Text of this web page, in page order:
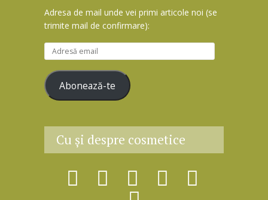
Adresa de mail unde vei primi articole noi (se
trimite mail de confirmare):
d
e
e
a
Abonează-te
Cu şi despre cosmetice